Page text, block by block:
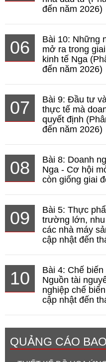
đến năm 2026)
06
Bài 10: Những
mở ra trong
kinh tế Nga
đến năm 2026)
07
Bài 9: Đầu tư
thực tế mà
quyết định
đến năm 2026)
08
Bài 8: Doanh
Nga - Cơ hội
còn giống giai
09
Bài 5: Thực
trường lớn,
các nhà máy
cập nhật đến
10
Bài 4: Chế
Nguồn tài
nghiệp chế
cập nhật đến
QUẢNG CÁO